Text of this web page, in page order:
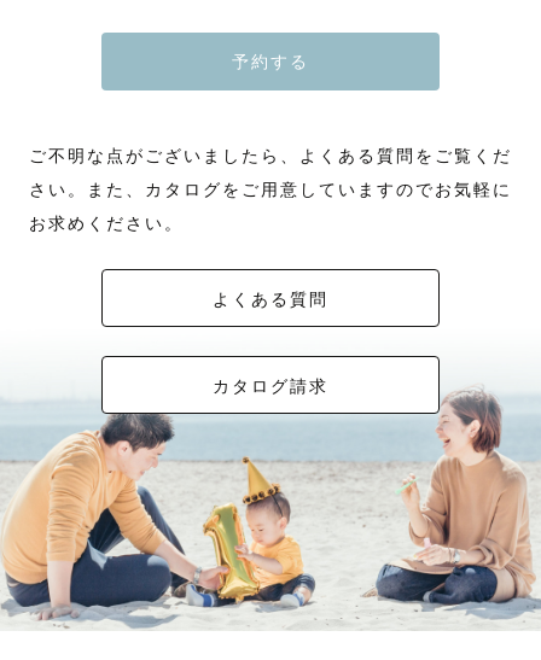
予約する
ご不明な点がございましたら、よくある質問をご覧くだ
さい。また、カタログをご用意していますのでお気軽に
お求めください。
よくある質問
カタログ請求